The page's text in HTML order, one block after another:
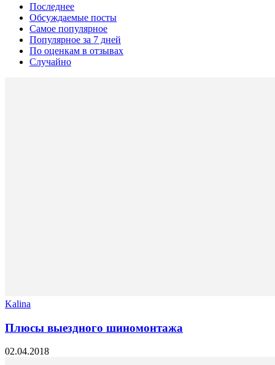
Последнее
Обсуждаемые посты
Самое популярное
Популярное за 7 дней
По оценкам в отзывах
Случайно
Kalina
Плюсы выездного шиномонтажа
02.04.2018